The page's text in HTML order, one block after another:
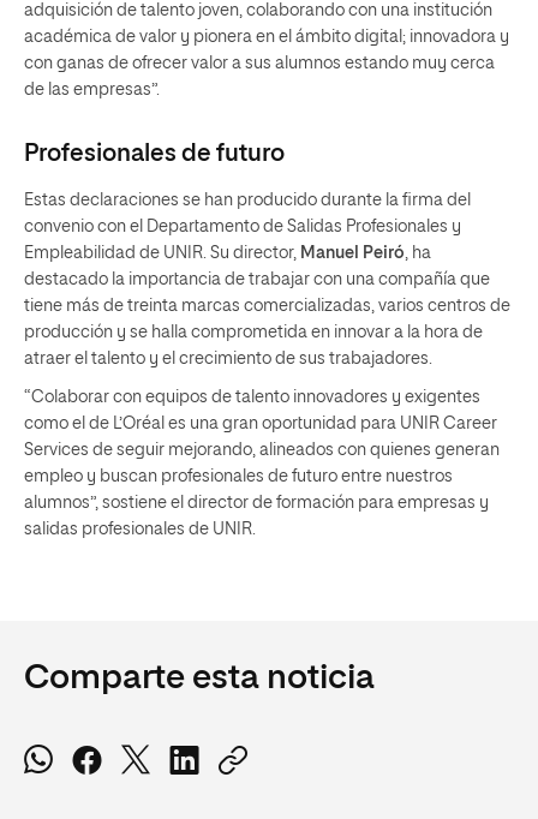
adquisición de talento joven, colaborando con una institución
académica de valor y pionera en el ámbito digital; innovadora y
con ganas de ofrecer valor a sus alumnos estando muy cerca
de las empresas”.
Profesionales de futuro
Estas declaraciones se han producido durante la firma del
convenio con el Departamento de Salidas Profesionales y
Empleabilidad de UNIR. Su director, Manuel Peiró , ha
destacado la importancia de trabajar con una compañía que
tiene más de treinta marcas comercializadas, varios centros de
producción y se halla comprometida en innovar a la hora de
atraer el talento y el crecimiento de sus trabajadores.
“Colaborar con equipos de talento innovadores y exigentes
como el de L’Oréal es una gran oportunidad para UNIR Career
Services de seguir mejorando, alineados con quienes generan
empleo y buscan profesionales de futuro entre nuestros
alumnos”, sostiene el director de formación para empresas y
salidas profesionales de UNIR.
Comparte esta noticia